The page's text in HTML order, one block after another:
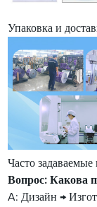
Упаковка и
Часто
Вопрос: Какова
A: Дизайн →